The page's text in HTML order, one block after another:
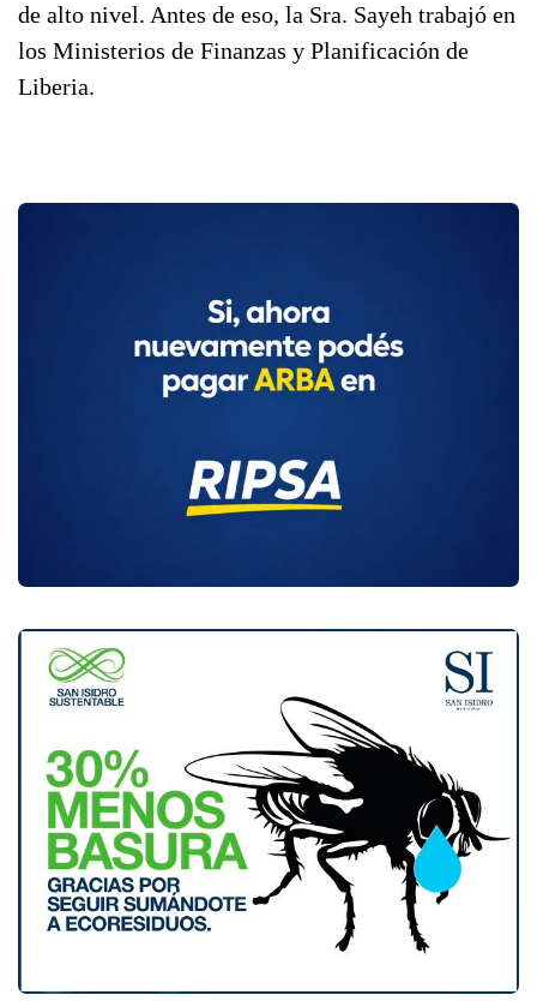
de alto nivel. Antes de eso, la Sra. Sayeh trabajó en
los Ministerios de Finanzas y Planificación de
Liberia.